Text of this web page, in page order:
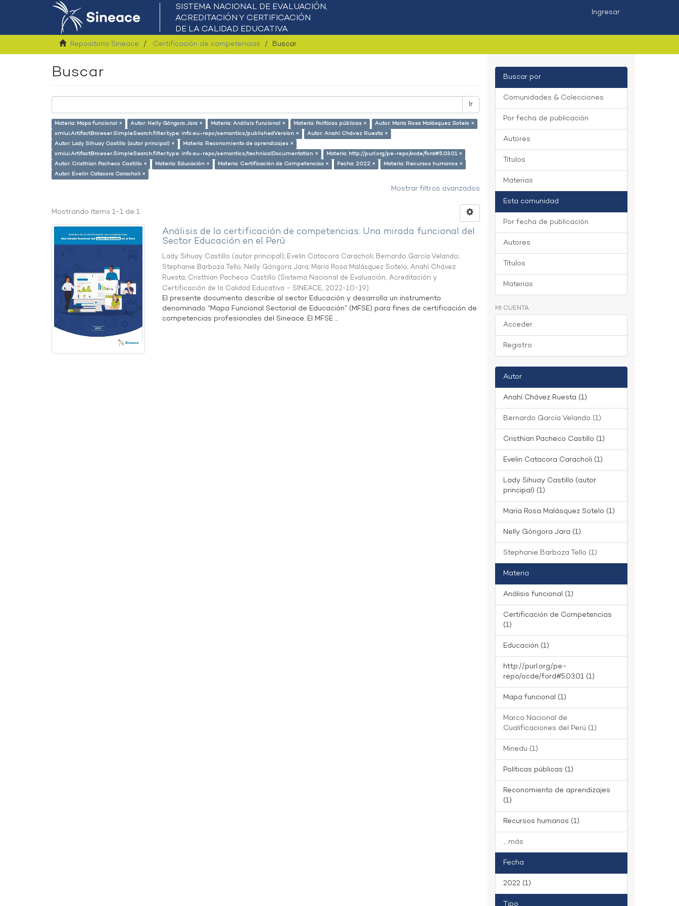
Ingresar
Repositorio Sineace Certificación de competencias Buscar
Buscar
Ir
Materia: Mapa funcional × Autor: Nelly Góngora Jara × Materia: Análisis funcional × Materia: Políticas públicas ×
Autor: María Rosa Malásquez Sotelo ×
xmlui.ArtifactBrowser.SimpleSearch.filter.type: info:eu-repo/semantics/publishedVersion ×
Autor: Anahí Chávez Ruesta ×
Autor: Lady Sihuay Castillo (autor principal) ×
Materia: Reconomiento de aprendizajes ×
xmlui.ArtifactBrowser.SimpleSearch.filter.type: info:eu-repo/semantics/technicalDocumentation ×
Materia: http://purl.org/pe-repo/ocde/ford#5.03.01 ×
Autor: Cristhian Pacheco Castillo ×
Materia: Educación × Materia: Certificación de Competencias × Fecha: 2022 ×
Materia: Recursos humanos ×
Autor: Evelin Catacora Caracholi ×
Mostrar filtros avanzados
Mostrando ítems 1-1 de 1
Análisis de la certificación de competencias: Una mirada funcional del
Sector Educación en el Perú
Lady Sihuay Castillo (autor principal); Evelin Catacora Caracholi; Bernardo García Velando;
Stephanie Barboza Tello; Nelly Góngora Jara; María Rosa Malásquez Sotelo;Anahí Chávez
Ruesta; Cristhian Pacheco Castillo (Sistema Nacional de Evaluación, Acreditación y
Certificación de la Calidad Educativa - SINEACE, 2022-10-19)
El presente documento describe al sector Educación y desarrolla un instrumento
denominado “Mapa Funcional Sectorial de Educación” (MFSE) para fines de certificación de
competencias profesionales del Sineace. El MFSE ...
Buscar por
Comunidades & Colecciones
Por fecha de publicación
Autores
Títulos
Materias
Esta comunidad
Por fecha de publicación
Autores
Títulos
Materias
MI CUENTA
Acceder
Registro
Autor
Anahí Chávez Ruesta (1)
Bernardo García Velando (1)
Cristhian Pacheco Castillo (1)
Evelin Catacora Caracholi (1)
Lady Sihuay Castillo (autor
principal) (1)
María Rosa Malásquez Sotelo (1)
Nelly Góngora Jara (1)
Stephanie Barboza Tello (1)
Materia
Análisis funcional (1)
Certificación de Competencias
(1)
Educación (1)
http://purl.org/pe-
repo/ocde/ford#5.03.01 (1)
Mapa funcional (1)
Marco Nacional de
Cualificaciones del Perú (1)
Minedu (1)
Políticas públicas (1)
Reconomiento de aprendizajes
(1)
Recursos humanos (1)
... más
Fecha
2022 (1)